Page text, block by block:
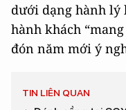
dưới dạng hành lý
hành khách
đón năm mới ý
TIN LIÊN QUAN